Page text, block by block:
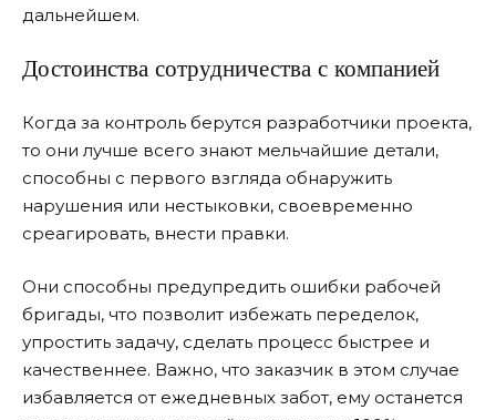
дальнейшем.
Достоинства сотрудничества с компанией
Когда за контроль берутся разработчики проекта,
то они лучше всего знают мельчайшие детали,
способны с первого взгляда обнаружить
нарушения или нестыковки, своевременно
среагировать, внести правки.
Они способны предупредить ошибки рабочей
бригады, что позволит избежать переделок,
упростить задачу, сделать процесс быстрее и
качественнее. Важно, что заказчик в этом случае
избавляется от ежедневных забот, ему останется